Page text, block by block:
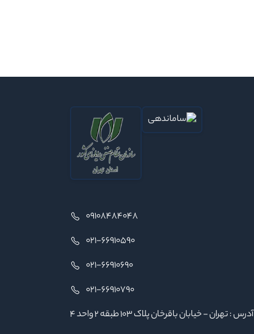
09108484048
021-66910590
021-66910690
021-66910790
آدرس : تهران - خیابان باقرخان پلاک ۱۰۳ طبقه ۲ واحد ۴